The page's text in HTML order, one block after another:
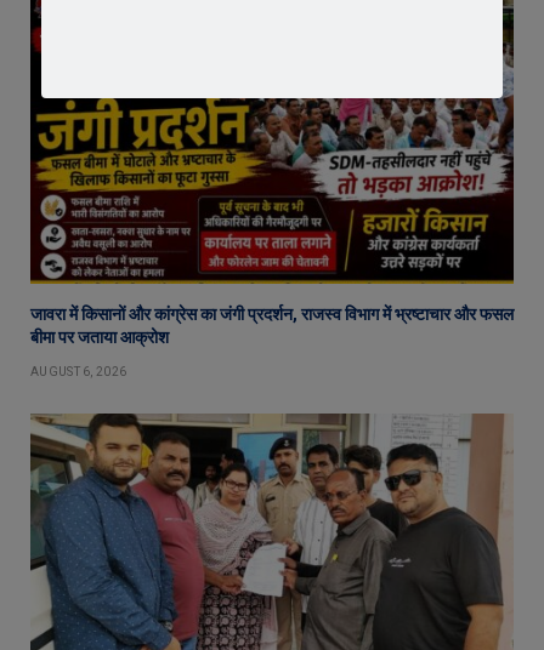
जावरा में किसानों और कांग्रेस का जंगी प्रदर्शन, राजस्व विभाग में भ्रष्टाचार और फसल
बीमा पर जताया आक्रोश
AUGUST 6, 2026